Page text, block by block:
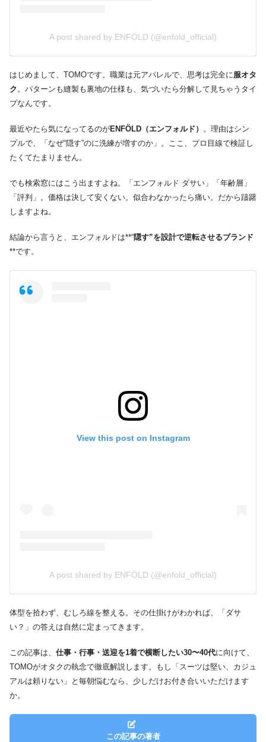
A post shared by ENFÖLD (@enfold_official)
はじめまして、TOMOです。職業は元アパレルで、思考は完全に 服オタ
ク 。パターンも縫製も裏地の仕様も、気づいたら分解して見ちゃうタイ
プなんです。
最近やたら気になってるのがENFÖLD（エンフォルド）
。理由はシン
プルで、「なぜ“隠す”のに洗練が増すのか」。ここ、プロ目線で検証し
たくてたまりません。
でも検索窓にはこう出ますよね。「エンフォルド ダサい」「年齢層」
「評判」。価格は決して安くない。似合わなかったら痛い。だから躊躇
しますよね。
結論から言うと、エンフォルドは**“隠す”を設計で逆転させるブランド
**です。
View this post on Instagram
A post shared by ENFÖLD (@enfold_official)
体型を拾わず、むしろ線を整える。その仕掛けがわかれば、「ダサ
い？」の答えは自然に定まってきます。
この記事は、 仕事・行事・送迎を1着で横断したい30〜40代に向けて、
TOMOがオタクの執念で徹底解説します。もし「スーツは堅い、カジュ
アルは頼りない」と毎朝悩むなら、少しだけお付き合いいただけます
か。
この記事の著者